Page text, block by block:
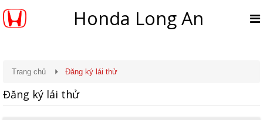
Honda Long An
Trang chủ Đăng ký lái thử
Đăng ký lái thử